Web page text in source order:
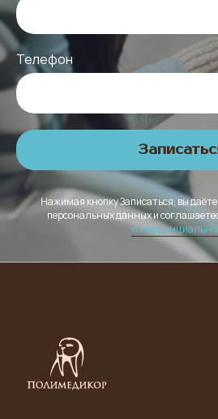
Телефон
Нажимая кнопку Записаться, вы
персональных данных и